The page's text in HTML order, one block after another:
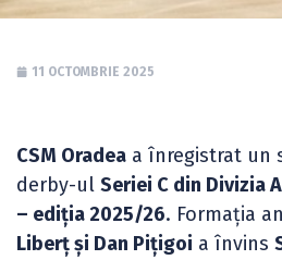
11 OCTOMBRIE 2025
CSM Oradea a înregistrat un
derby-ul Seriei C din Divizia
– ediția 2025/26. Formația
Liberț și Dan Pițigoi a învins